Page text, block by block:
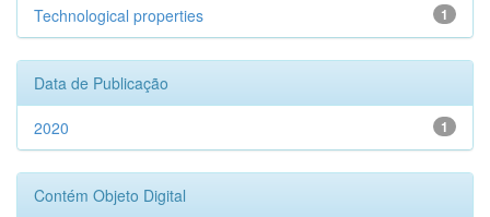
1
Technological properties
Data de Publicação
1
2020
Contém Objeto Digital